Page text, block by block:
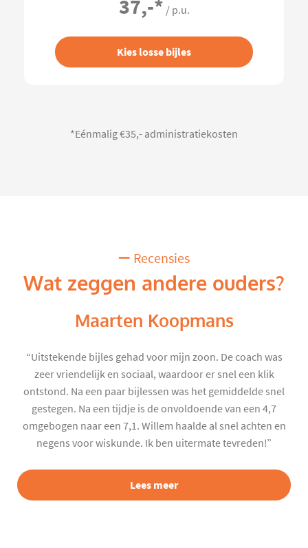
37,-* / p.u.
Kies losse bijles
*Eénmalig €35,- administratiekosten
Recensies
Wat zeggen andere ouders?
Maarten Koopmans
“Uitstekende bijles gehad voor mijn zoon. De coach was
zeer vriendelijk en sociaal, waardoor er snel een klik
ontstond. Na een paar bijlessen was het gemiddelde snel
gestegen. Na een tijdje is de onvoldoende van een 4,7
omgebogen naar een 7,1. Willem haalde al snel achten en
negens voor wiskunde. Ik ben uitermate tevreden!”
Lees meer